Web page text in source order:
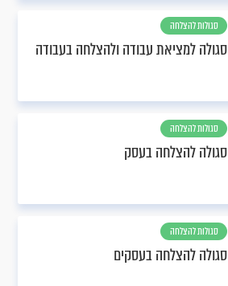
סגולות להצלחה
סגולה למציאת עבודה ולהצלחה בעבודה
סגולות להצלחה
סגולה להצלחה בעסק
סגולות להצלחה
סגולה להצלחה בעסקים